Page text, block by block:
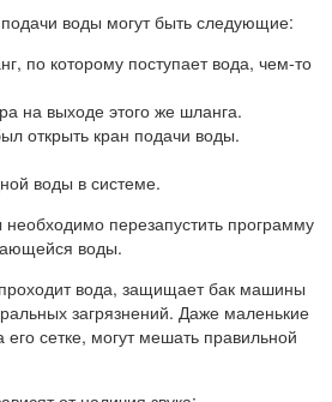
воды могут быть следующие:
по которому поступает вода, чем-то
на выходе этого же шланга.
открыть кран подачи воды.
воды в системе.
перезапустить программу
воды.
вода, защищает бак машины
загрязнений. Даже маленькие
сетке, могут мешать правильной